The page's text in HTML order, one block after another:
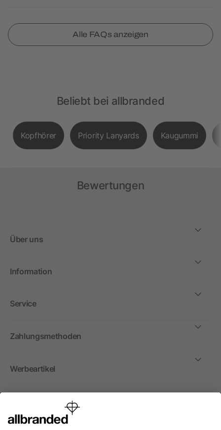
Alle FAQs anzeigen
Beliebt bei allbranded
Kopfhörer Priority Lanyards Kaugummi
Bewertungen
Über uns
Information
Service
Zahlungsmethoden
Werbeartikel
International